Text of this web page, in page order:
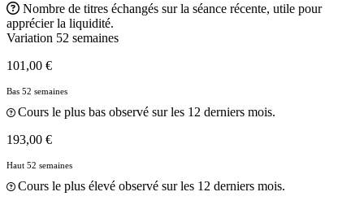
Nombre de titres échangés sur la séance récente, utile pour
apprécier la liquidité.
Variation 52 semaines
101,00 €
Bas 52 semaines
Cours le plus bas observé sur les 12 derniers mois.
193,00 €
Haut 52 semaines
Cours le plus élevé observé sur les 12 derniers mois.